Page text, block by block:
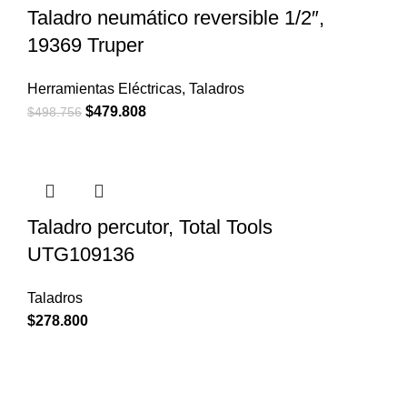
Taladro neumático reversible 1/2″,
19369 Truper
Herramientas Eléctricas, Taladros
$498.756 El
$498.756.
$479.808El
Taladro percutor, Total Tools
UTG109136
Taladros
$278.800